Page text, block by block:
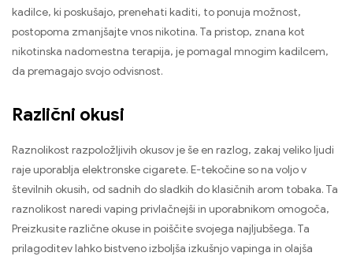
kadilce, ki poskušajo, prenehati kaditi, to ponuja možnost,
postopoma zmanjšajte vnos nikotina. Ta pristop, znana kot
nikotinska nadomestna terapija, je pomagal mnogim kadilcem,
da premagajo svojo odvisnost.
Različni okusi
Raznolikost razpoložljivih okusov je še en razlog, zakaj veliko ljudi
raje uporablja elektronske cigarete. E-tekočine so na voljo v
številnih okusih, od sadnih do sladkih do klasičnih arom tobaka. Ta
raznolikost naredi vaping privlačnejši in uporabnikom omogoča,
Preizkusite različne okuse in poiščite svojega najljubšega. Ta
prilagoditev lahko bistveno izboljša izkušnjo vapinga in olajša